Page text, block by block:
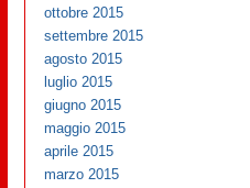
ottobre 2015
settembre 2015
agosto 2015
luglio 2015
giugno 2015
maggio 2015
aprile 2015
marzo 2015